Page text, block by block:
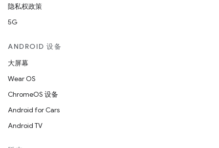
隐私权政策
5G
ANDROID 设备
大屏幕
Wear OS
ChromeOS 设备
Android for Cars
Android TV